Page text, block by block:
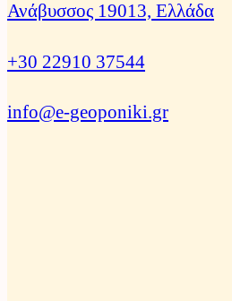
Ανάβυσσος 19013, Ελλάδα
+30 22910 37544
info@e-geoponiki.gr